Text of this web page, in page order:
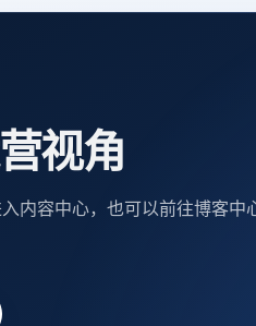
视角
内容中心，也可以前往博客中